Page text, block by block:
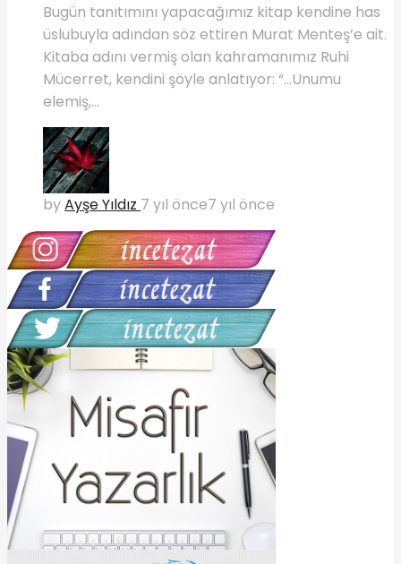
Bugün tanıtımını yapacağımız kitap kendine has
üslubuyla adından söz ettiren Murat Menteş’e ait.
Kitaba adını vermiş olan kahramanımız Ruhi
Mücerret, kendini şöyle anlatıyor: “…Unumu
elemiş,...
byAyşe Yıldız 7 yıl önce7 yıl önce